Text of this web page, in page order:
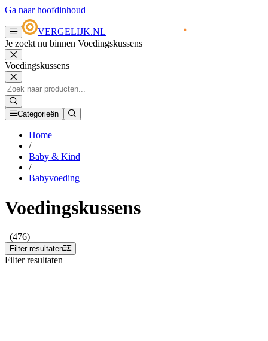
Ga naar hoofdinhoud
VERGELIJK.NL
Je zoekt nu binnen Voedingskussens
Voedingskussens
Categorieën
Home
/
Baby & Kind
/
Babyvoeding
Voedingskussens
(476)
Filter resultaten
Filter resultaten